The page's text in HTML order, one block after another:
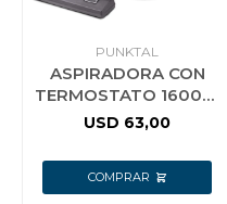
PUNKTAL
ASPIRADORA CON
TERMOSTATO 1600W
PUNKTAL 8208 F
USD 63,00